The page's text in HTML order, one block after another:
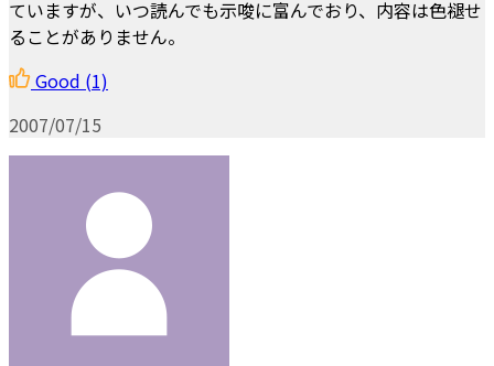
ていますが、いつ読んでも示唆に富んでおり、内容は色褪せ
ることがありません。
Good (1)
2007/07/15